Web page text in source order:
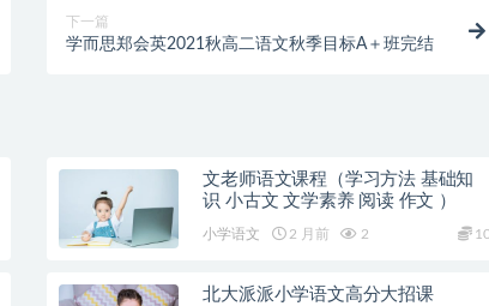
下一篇
学而思郑会英2021秋高二语文秋季目标A＋班完结
文老师语文课程（学习方法 基础知
识 小古文 文学素养 阅读 作文 ）
小学语文 2 月前 2
北大派派小学语文高分大招课